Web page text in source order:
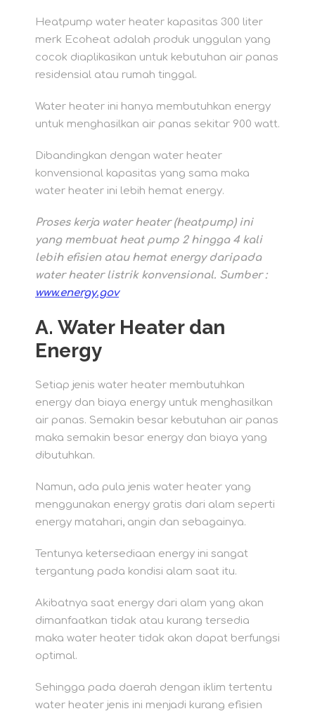
Heatpump water heater kapasitas 300 liter
merk Ecoheat adalah produk unggulan yang
cocok diaplikasikan untuk kebutuhan air panas
residensial atau rumah tinggal.
Water heater ini hanya membutuhkan energy
untuk menghasilkan air panas sekitar 900 watt.
Dibandingkan dengan water heater
konvensional kapasitas yang sama maka
water heater ini lebih hemat energy.
Proses kerja water heater (heatpump) ini
yang membuat heat pump 2 hingga 4 kali
lebih efisien atau hemat energy daripada
water heater listrik konvensional. Sumber :
www.energy.gov
A. Water Heater dan
Energy
Setiap jenis water heater membutuhkan
energy dan biaya energy untuk menghasilkan
air panas. Semakin besar kebutuhan air panas
maka semakin besar energy dan biaya yang
dibutuhkan.
Namun, ada pula jenis water heater yang
menggunakan energy gratis dari alam seperti
energy matahari, angin dan sebagainya.
Tentunya ketersediaan energy ini sangat
tergantung pada kondisi alam saat itu.
Akibatnya saat energy dari alam yang akan
dimanfaatkan tidak atau kurang tersedia
maka water heater tidak akan dapat berfungsi
optimal.
Sehingga pada daerah dengan iklim tertentu
water heater jenis ini menjadi kurang efisien